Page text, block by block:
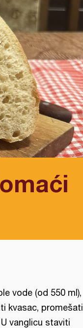
vode (od 550 ml),
kvasac, promešati
vanglicu staviti